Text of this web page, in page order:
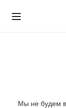
Мы не будем